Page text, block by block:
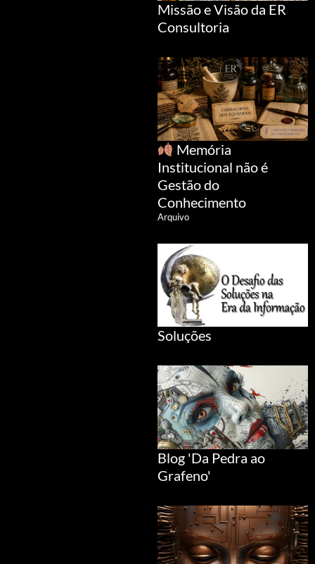
Missão e Visão da ER
Consultoria
Memória
Institucional não é
Gestão do
Conhecimento
Arquivo
Soluções
Blog 'Da Pedra ao
Grafeno'